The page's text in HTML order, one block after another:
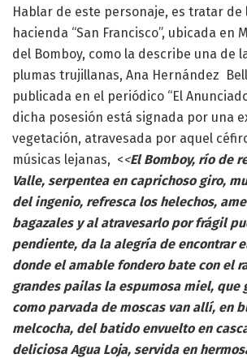
Hablar de este personaje, es tratar de
hacienda “San Francisco”, ubicada en
del Bomboy, como la describe una de
plumas trujillanas, Ana Hernández
publicada en el periódico “El
dicha posesión está signada por una
vegetación, atravesada por aquel
músicas lejanas, <<El Bomboy, río de
Valle, serpentea en caprichoso giro,
del ingenio, refresca los helechos,
bagazales y al atravesarlo por frágil
pendiente, da la alegría de encontrar
donde el amable fondero bate con el
grandes pailas la espumosa miel, que
como parvada de moscas van allí, en
melcocha, del batido envuelto en
deliciosa Agua Loja, servida en